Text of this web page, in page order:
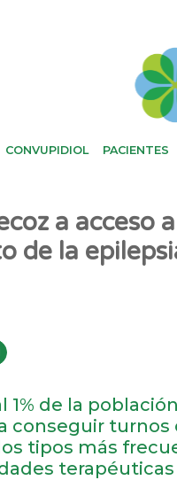
CONVUPIDIOL PACIENTES
a acceso
de la
1% de la
conseguir turnos
tipos más
terapéuticas